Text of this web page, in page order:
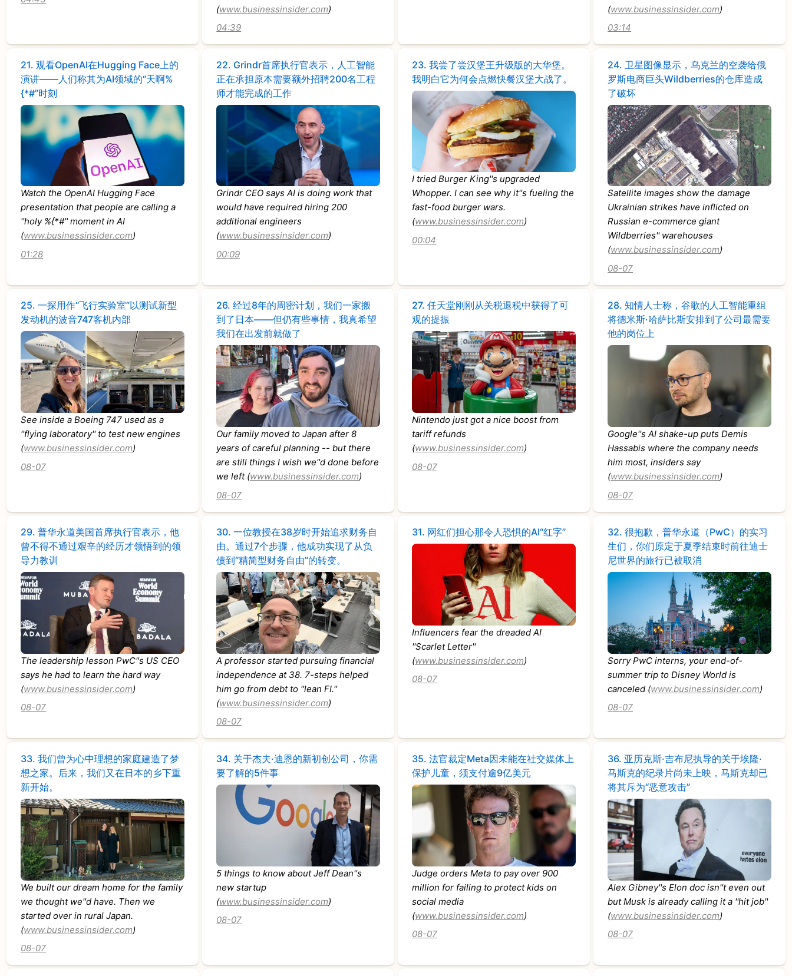
(www.businessinsider.com)
04:39
(www.businessinsider.com)
03:14
21.观看OpenAI在Hugging Face上的
演讲——人们称其为AI领域的“天啊%
{*#”时刻
Watch the OpenAI Hugging Face
presentation that people are calling a
''holy %{*#'' moment in AI
(www.businessinsider.com)
01:28
22. Grindr首席执行官表示，人工智能
正在承担原本需要额外招聘200名工程
师才能完成的工作
Grindr CEO says AI is doing work that
would have required hiring 200
additional engineers
(www.businessinsider.com)
00:09
23.我尝了尝汉堡王升级版的大华堡。
我明白它为何会点燃快餐汉堡大战了。
I tried Burger King''s upgraded
Whopper. I can see why it''s fueling the
fast-food burger wars.
(www.businessinsider.com)
00:04
24. 卫星图像显示，乌克兰的空袭给俄
罗斯电商巨头Wildberries的仓库造成
了破坏
Satellite images show the damage
Ukrainian strikes have inflicted on
Russian e-commerce giant
Wildberries'' warehouses
(www.businessinsider.com)
08-07
25.一探用作“飞行实验室”以测试新型
发动机的波音747客机内部
See inside a Boeing 747 used as a
''flying laboratory'' to test new engines
(www.businessinsider.com)
08-07
26.经过8年的周密计划，我们一家搬
到了日本——但仍有些事情，我真希望
我们在出发前就做了
Our family moved to Japan after 8
years of careful planning -- but there
are still things I wish we''d done before
we left (www.businessinsider.com)
08-07
27.任天堂刚刚从关税退税中获得了可
观的提振
Nintendo just got a nice boost from
tariff refunds
(www.businessinsider.com)
08-07
28.知情人士称，谷歌的人工智能重组
将德米斯·哈萨比斯安排到了公司最需要
他的岗位上
Google''s AI shake-up puts Demis
Hassabis where the company needs
him most, insiders say
(www.businessinsider.com)
08-07
29.普华永道美国首席执行官表示，他
曾不得不通过艰辛的经历才领悟到的领
导力教训
The leadership lesson PwC''s US CEO
says he had to learn the hard way
(www.businessinsider.com)
08-07
30.一位教授在38岁时开始追求财务自
由。通过7个步骤，他成功实现了从负
债到“精简型财务自由”的转变。
A professor started pursuing financial
independence at 38. 7-steps helped
him go from debt to ''lean FI.''
(www.businessinsider.com)
08-07
31. 网红们担心那令人恐惧的AI“红字”
Influencers fear the dreaded AI
''Scarlet Letter''
(www.businessinsider.com)
08-07
32.很抱歉，普华永道（PwC）的实习
生们，你们原定于夏季结束时前往迪士
尼世界的旅行已被取消
Sorry PwC interns, your end-of-
summer trip to Disney World is
canceled (www.businessinsider.com)
08-07
33.我们曾为心中理想的家庭建造了梦
想之家。后来，我们又在日本的乡下重
新开始。
We built our dream home for the family
we thought we''d have. Then we
started over in rural Japan.
(www.businessinsider.com)
08-07
34. 关于杰夫·迪恩的新初创公司，你需
要了解的5件事
5 things to know about Jeff Dean''s
new startup
(www.businessinsider.com)
08-07
35.法官裁定Meta因未能在社交媒体上
保护儿童，须支付逾9亿美元
Judge orders Meta to pay over 900
million for failing to protect kids on
social media
(www.businessinsider.com)
08-07
36. 亚历克斯·吉布尼执导的关于埃隆·
马斯克的纪录片尚未上映，马斯克却已
将其斥为“恶意攻击”
Alex Gibney''s Elon doc isn''t even out
but Musk is already calling it a ''hit job''
(www.businessinsider.com)
08-07